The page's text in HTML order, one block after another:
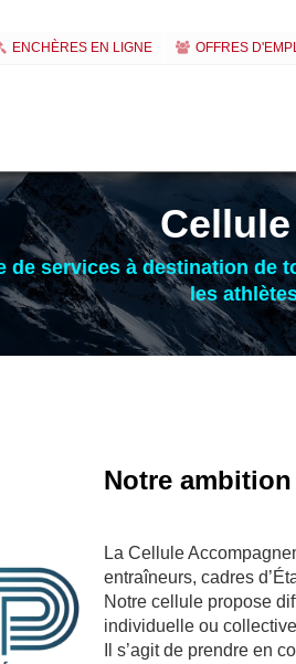
ENCHÈRES EN LIGNE OFFRES
de services à destination de
les
Notre ambition
La Cellule
entraîneurs, cadres
Notre cellule propose
individuelle ou
Il s’agit de prendre en